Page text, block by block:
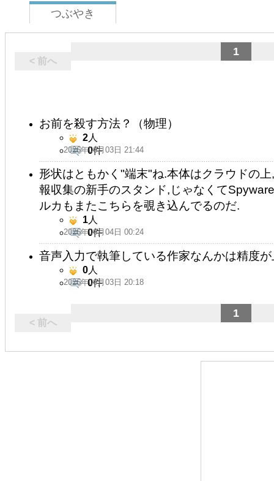
つぶやき
< 前へ
1
お前を殺す方法？（物理）
2026年06月03日 21:44
2人
0件
形状はともかく"端末"ね.本体はクラウドの
報収集の新手のスタンド,じゃなくて
ルカもまたこちらを覗き込んでるのだ.
2026年06月04日 00:24
1人
0件
音声入力で執筆している作家なんかは精度
2026年06月03日 20:18
0人
0件
< 前へ
1